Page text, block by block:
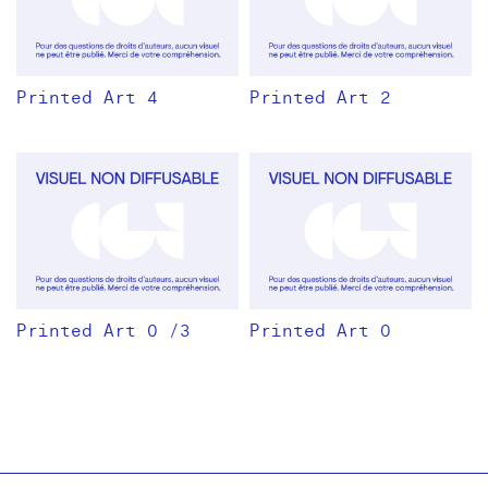
Printed Art 4 Printed Art 2
Printed Art 0 /3 Printed Art 0